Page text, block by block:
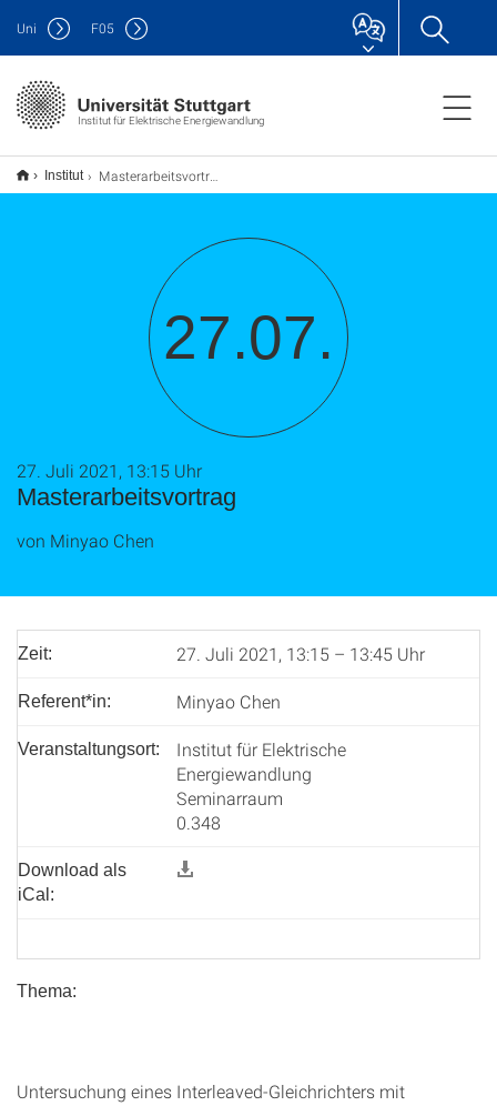
Institut für Elektrische Energiewandlung
Uni F05
Institut Masterarbeitsvortrag
27.07.
Masterarbeitsvortrag
27. Juli 2021, 13:15 Uhr
von Minyao Chen
Zeit: 27. Juli 2021, 13:15 – 13:45 Uhr
Referent*in: Minyao Chen
Veranstaltungsort:
Institut für Elektrische
Energiewandlung
Seminarraum
0.348
Download als
iCal:
Thema:
Untersuchung eines Interleaved-Gleichrichters mit